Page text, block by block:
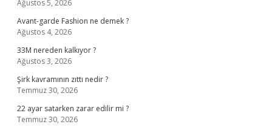
Ağustos 5, 2026
Avant-garde Fashion ne demek ?
Ağustos 4, 2026
33M nereden kalkıyor ?
Ağustos 3, 2026
Şirk kavramının zıttı nedir ?
Temmuz 30, 2026
22 ayar satarken zarar edilir mi ?
Temmuz 30, 2026